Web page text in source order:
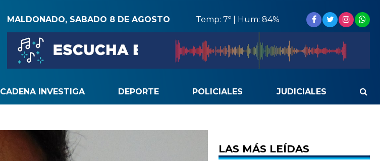
MALDONADO, SABADO 8 DE AGOSTO Temp: 7º | Hum: 84%
CADENA INVESTIGA DEPORTE POLICIALES JUDICIALES
LAS MÁS LEÍDAS